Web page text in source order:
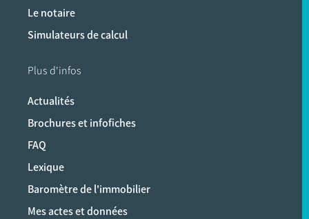
Le notaire
Simulateurs de calcul
Plus d'infos
Actualités
Brochures et infofiches
FAQ
Lexique
Baromètre de l'immobilier
Mes actes et données